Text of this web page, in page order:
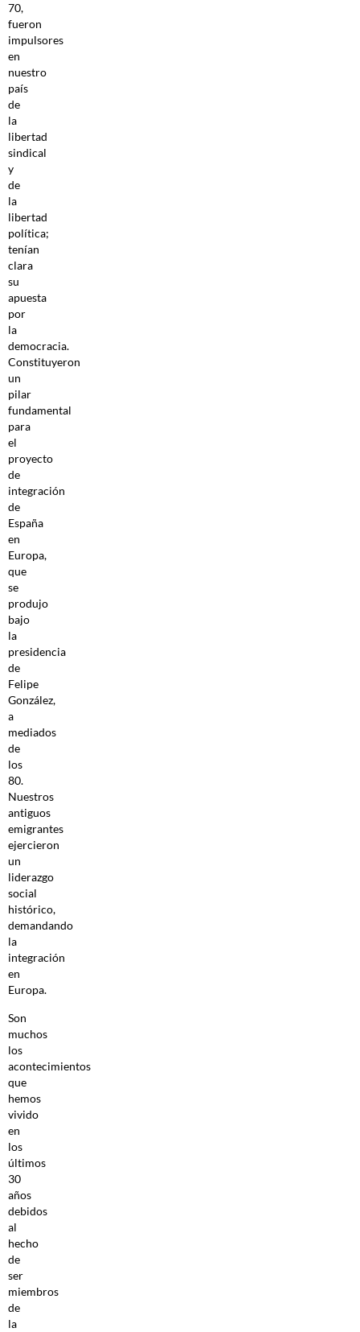
70,
fueron
impulsores
en
nuestro
país
de
la
libertad
sindical
y
de
la
libertad
política;
tenían
clara
su
apuesta
por
la
democracia.
Constituyeron
un
pilar
fundamental
para
el
proyecto
de
integración
de
España
en
Europa,
que
se
produjo
bajo
la
presidencia
de
Felipe
González,
a
mediados
de
los
80.
Nuestros
antiguos
emigrantes
ejercieron
un
liderazgo
social
histórico,
demandando
la
integración
en
Europa.
Son
muchos
los
acontecimientos
que
hemos
vivido
en
los
últimos
30
años
debidos
al
hecho
de
ser
miembros
de
la